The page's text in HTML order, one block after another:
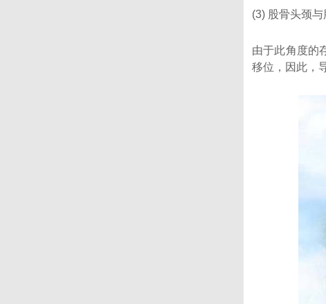
(3) 股骨头颈
由于此角度的
移位，因此，